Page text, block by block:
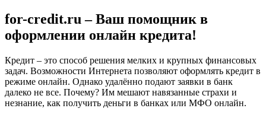
for-credit.ru – Ваш помощник в
оформлении онлайн кредита!
Кредит – это способ решения мелких и крупных финансовых
задач. Возможности Интернета позволяют оформлять кредит в
режиме онлайн. Однако удалённо подают заявки в банк
далеко не все. Почему? Им мешают навязанные страхи и
незнание, как получить деньги в банках или МФО онлайн.